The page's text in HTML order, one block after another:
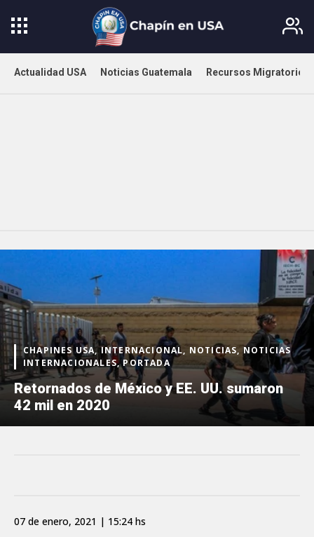
Actualidad USA Noticias Guatemala Recursos Migratorios
CHAPINES USA, INTERNACIONAL, NOTICIAS, NOTICIAS
INTERNACIONALES, PORTADA
Retornados de México y EE. UU. sumaron
42 mil en 2020
07 de enero, 2021 | 15:24 hs